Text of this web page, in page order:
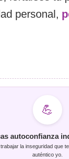
personal,
💪
autoconfianza
la inseguridad que
auténtico yo.